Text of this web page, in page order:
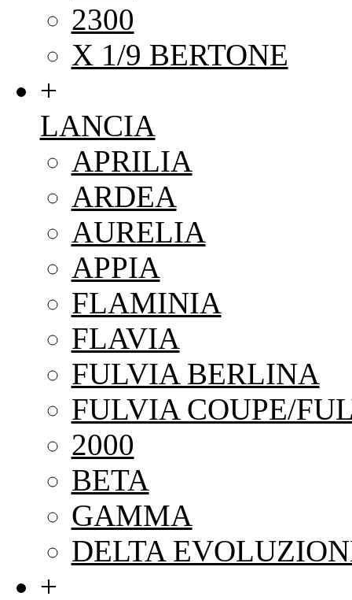
2300
X 1/9 BERTONE
+
LANCIA
APRILIA
ARDEA
AURELIA
APPIA
FLAMINIA
FLAVIA
FULVIA BERLINA
FULVIA COUPE/
2000
BETA
GAMMA
DELTA
+